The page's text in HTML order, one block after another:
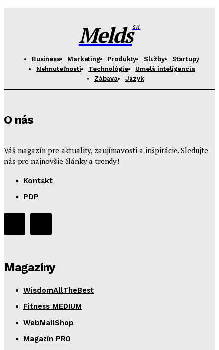
MeldsSK
Business Marketing Produkty Služby
Startupy
Nehnuteľnosti
Technológie
Umelá inteligencia
Zábava
Jazyk
O nás
Váš magazín pre aktuality, zaujímavosti a inšpirácie. Sledujte
nás pre najnovšie články a trendy!
Kontakt
PDP
Magazíny
WisdomAllTheBest
Fitness MEDIUM
WebMailShop
Magazín PRO